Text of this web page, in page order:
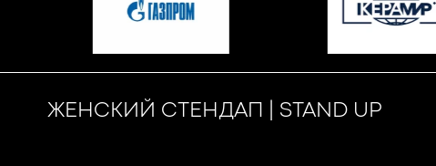
ЖЕНСКИЙ СТЕНДАП | STAND UP